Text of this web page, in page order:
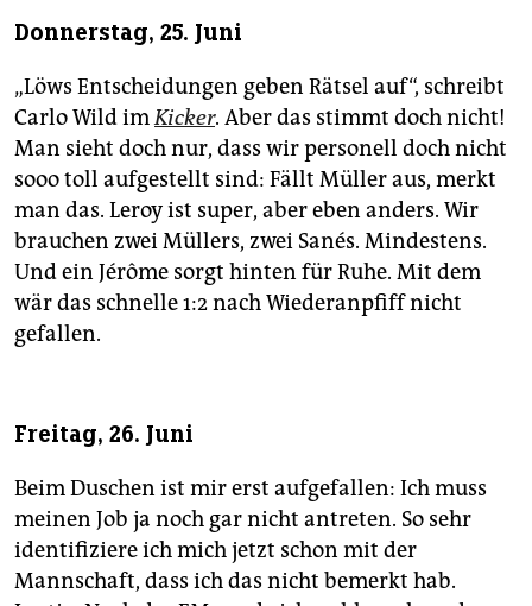
Donnerstag, 25. Juni
„Löws Entscheidungen geben Rätsel auf“, schreibt
Carlo Wild imKicker. Aber das stimmt doch nicht!
Man sieht doch nur, dass wir personell doch nicht
sooo toll aufgestellt sind: Fällt Müller aus, merkt
man das. Leroy ist super, aber eben anders. Wir
brauchen zwei Müllers, zwei Sanés. Mindestens.
Und ein Jérôme sorgt hinten für Ruhe. Mit dem
wär das schnelle 1:2 nach Wiederanpfiff nicht
gefallen.
Freitag, 26. Juni
Beim Duschen ist mir erst aufgefallen: Ich muss
meinen Job ja noch gar nicht antreten. So sehr
identifiziere ich mich jetzt schon mit der
Mannschaft, dass ich das nicht bemerkt hab.